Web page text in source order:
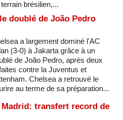
brésilien,...
doublé de João Pedro
a largement dominé l'AC
(3-0) à Jakarta grâce à un
de João Pedro, après deux
contre la Juventus et
Chelsea a retrouvé le
au terme de sa préparation...
Madrid: transfert record de